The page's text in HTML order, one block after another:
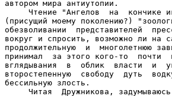
автором мира антиутопии.
Чтение "Ангелов  на  кончике
(присущий моему поколению?)
обезволивании  представителей
вокруг и спросить, возможно ли на
продолжительную  и  многолетнюю
принимал  за этого кого-то  почти
вглядывания  в  облик  власти  и
второстепенную  свободу  дуть
бессильную злость.
Читая  Дружникова,